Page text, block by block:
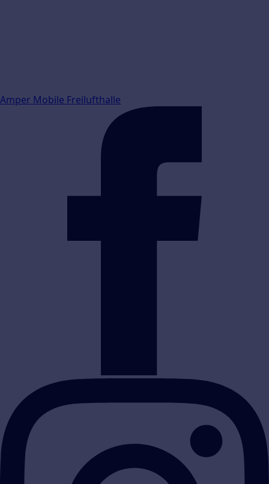
Amper Mobile Freilufthalle